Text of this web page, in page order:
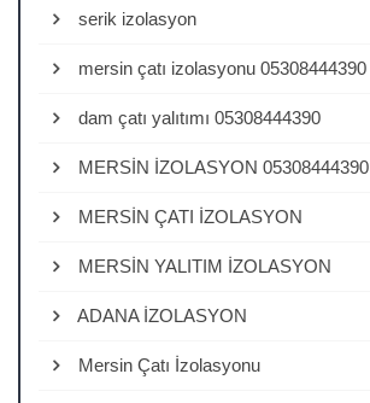
serik izolasyon
mersin çatı izolasyonu 05308444390
dam çatı yalıtımı 05308444390
MERSİN İZOLASYON 05308444390
MERSİN ÇATI İZOLASYON
MERSİN YALITIM İZOLASYON
ADANA İZOLASYON
Mersin Çatı İzolasyonu